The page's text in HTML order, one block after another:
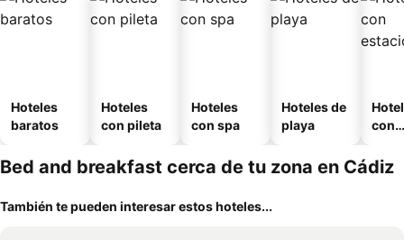
Hoteles
baratos
Hoteles
con pileta
Hoteles
con spa
Hoteles de
playa
con
Bed and breakfast cerca de tu zona en Cádiz
También te pueden interesar estos hoteles...